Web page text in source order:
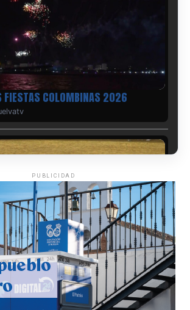
FIESTAS COLOMBINAS 2026
DE LAS FIESTAS COLOMBINAS
PUBLICIDAD